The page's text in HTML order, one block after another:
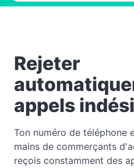
Rejeter
appels
Ton numéro de téléphone
mains de commerçants
reçois constamment des